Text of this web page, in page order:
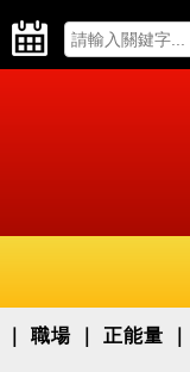
職場 正能量